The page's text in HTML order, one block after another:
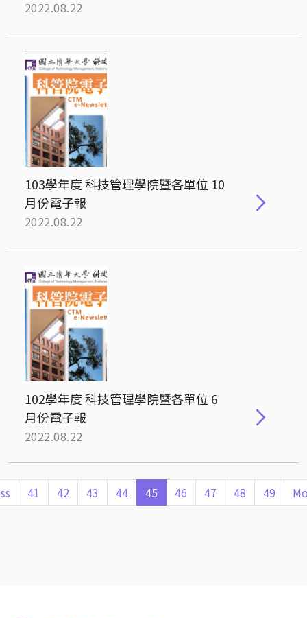
2022.08.22
103學年度 科技管理學院暨各單位 10
月份電子報
2022.08.22
102學年度 科技管理學院暨各單位 6
月份電子報
2022.08.22
41 42 43 44 45 46 47 48 49